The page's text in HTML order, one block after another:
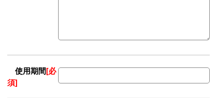
使用期間[必
須]